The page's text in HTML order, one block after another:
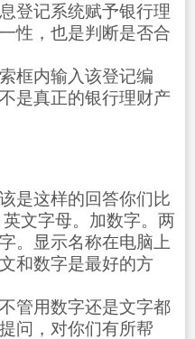
登记系统赋予银行理
性，也是判断是否合
框内输入该登记编
是真正的银行理财产
是这样的回答你们比
文字母。加数字。两
。显示名称在电脑上
和数字是最好的方
管用数字还是文字都
问，对你们有所帮